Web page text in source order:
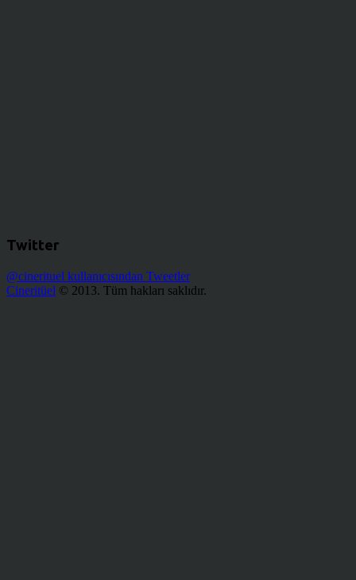
Twitter
@cinerituel kullanıcısından Tweetler
Cineritüel © 2013. Tüm hakları saklıdır.